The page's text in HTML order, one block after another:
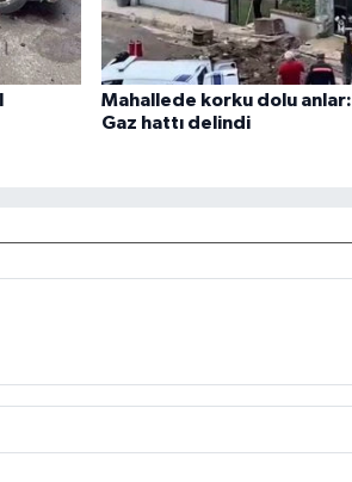
Mahallede korku dolu anlar:
Gaz hattı delindi